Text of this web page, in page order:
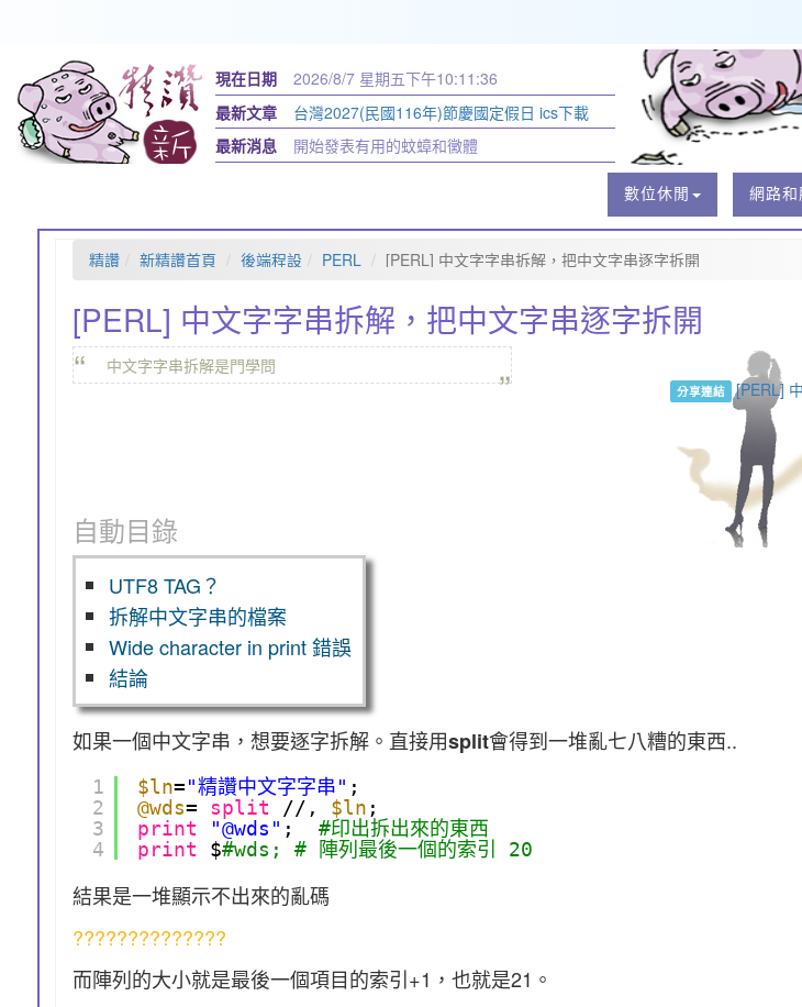
現在日期 2026/8/7 星期五下午10:11:36
最新文章
台灣2027(民國116年)節慶國定假日 ics下載
最新消息
開始發表有用的蚊蟑和黴體
數位休閒 網路和
精讚 新精讚首頁 後端程設 PERL [PERL] 中文字字串拆解，把中文字串逐字拆開
[PERL] 中文字字串拆解，把中文字串逐字拆開
“ 中文字字串拆解是門學問 „
分享連結
[PERL]
自動目錄
UTF8 TAG？
拆解中文字串的檔案
Wide character in print 錯誤
結論
如果一個中文字串，想要逐字拆解。直接用split會得到一堆亂七八糟的東西..
1
2
3
4
$ln="精讚中文字字串" ;
@wds= split //, $ln ;
print
"@wds" ; #印出拆出來的東西
print
$#wds; # 陣列最後一個的索引 20
結果是一堆顯示不出來的亂碼
??????????????
而陣列的大小就是最後一個項目的索引+1，也就是21。